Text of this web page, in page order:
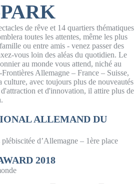
de rêve et 14 quartiers thématiques
toutes les attentes, même les plus
ou entre amis - venez passer des
vous loin des aléas du quotidien. Le
au monde vous attend, niché au
Allemagne – France – Suisse,
culture, avec toujours plus de nouveautés
et d'innovation, il attire plus de
ALLEMAND DU
d’Allemagne – 1ère place
2018